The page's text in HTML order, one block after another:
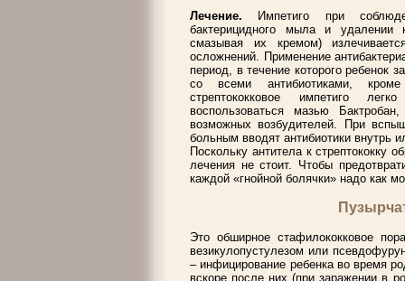
Лечение.
Импетиго при
бактерицидного мыла и удалении
смазывая их кремом)
осложнений. Применение
период, в течение которого ребенок
со всеми антибиотиками,
стрептококковое импетиго
воспользоваться мазью
возможных возбудителей. При
больным вводят антибиотики внутрь
Поскольку антитела к стрептококку
лечения не стоит. Чтобы
каждой «гнойной болячки» надо как
Это обширное стафилококковое
везикулопустулезом или
– инфицирование ребенка во время
вскоре после них (при заражении в